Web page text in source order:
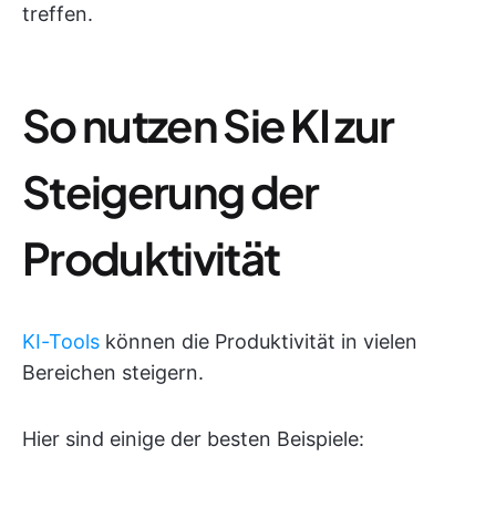
treffen.
So nutzen Sie KI zur
Steigerung der
Produktivität
KI-Tools können die Produktivität in vielen
Bereichen steigern.
Hier sind einige der besten Beispiele: